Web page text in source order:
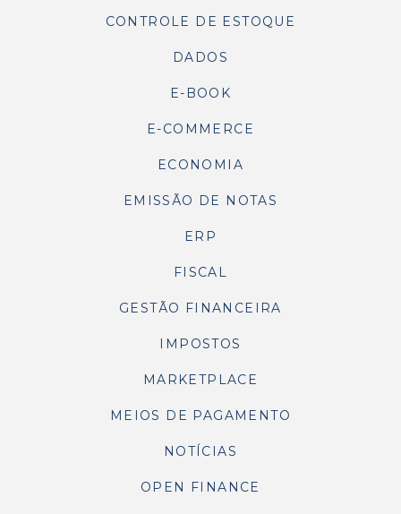
CONTROLE DE ESTOQUE
DADOS
E-BOOK
E-COMMERCE
ECONOMIA
EMISSÃO DE NOTAS
ERP
FISCAL
GESTÃO FINANCEIRA
IMPOSTOS
MARKETPLACE
MEIOS DE PAGAMENTO
NOTÍCIAS
OPEN FINANCE